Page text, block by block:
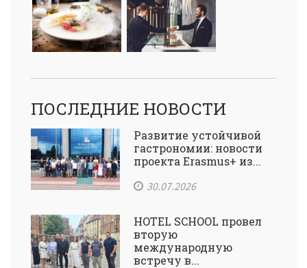
ПОСЛЕДНИЕ НОВОСТИ
Развитие устойчивой
гастрономии: новости
проекта Erasmus+ из...
30.07.2026
HOTEL SCHOOL провел
вторую
международную
встречу в...